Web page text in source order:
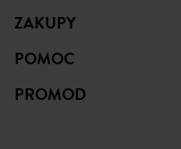
ZAKUPY
POMOC
PROMOD